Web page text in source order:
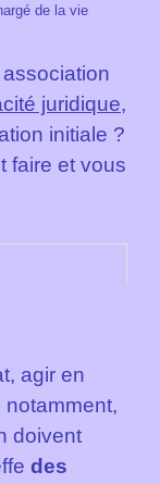
de la vie
juridique,
initiale ?
faire et vous
agir en
doivent
des